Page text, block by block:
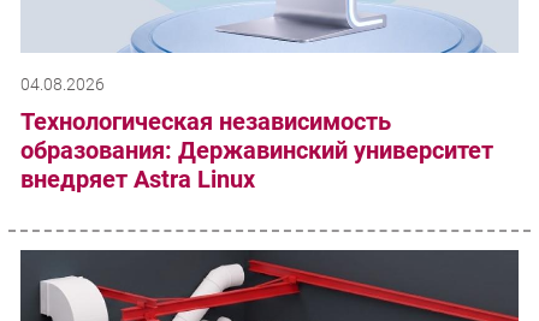
04.08.2026
Технологическая независимость
образования: Державинский университет
внедряет Astra Linux